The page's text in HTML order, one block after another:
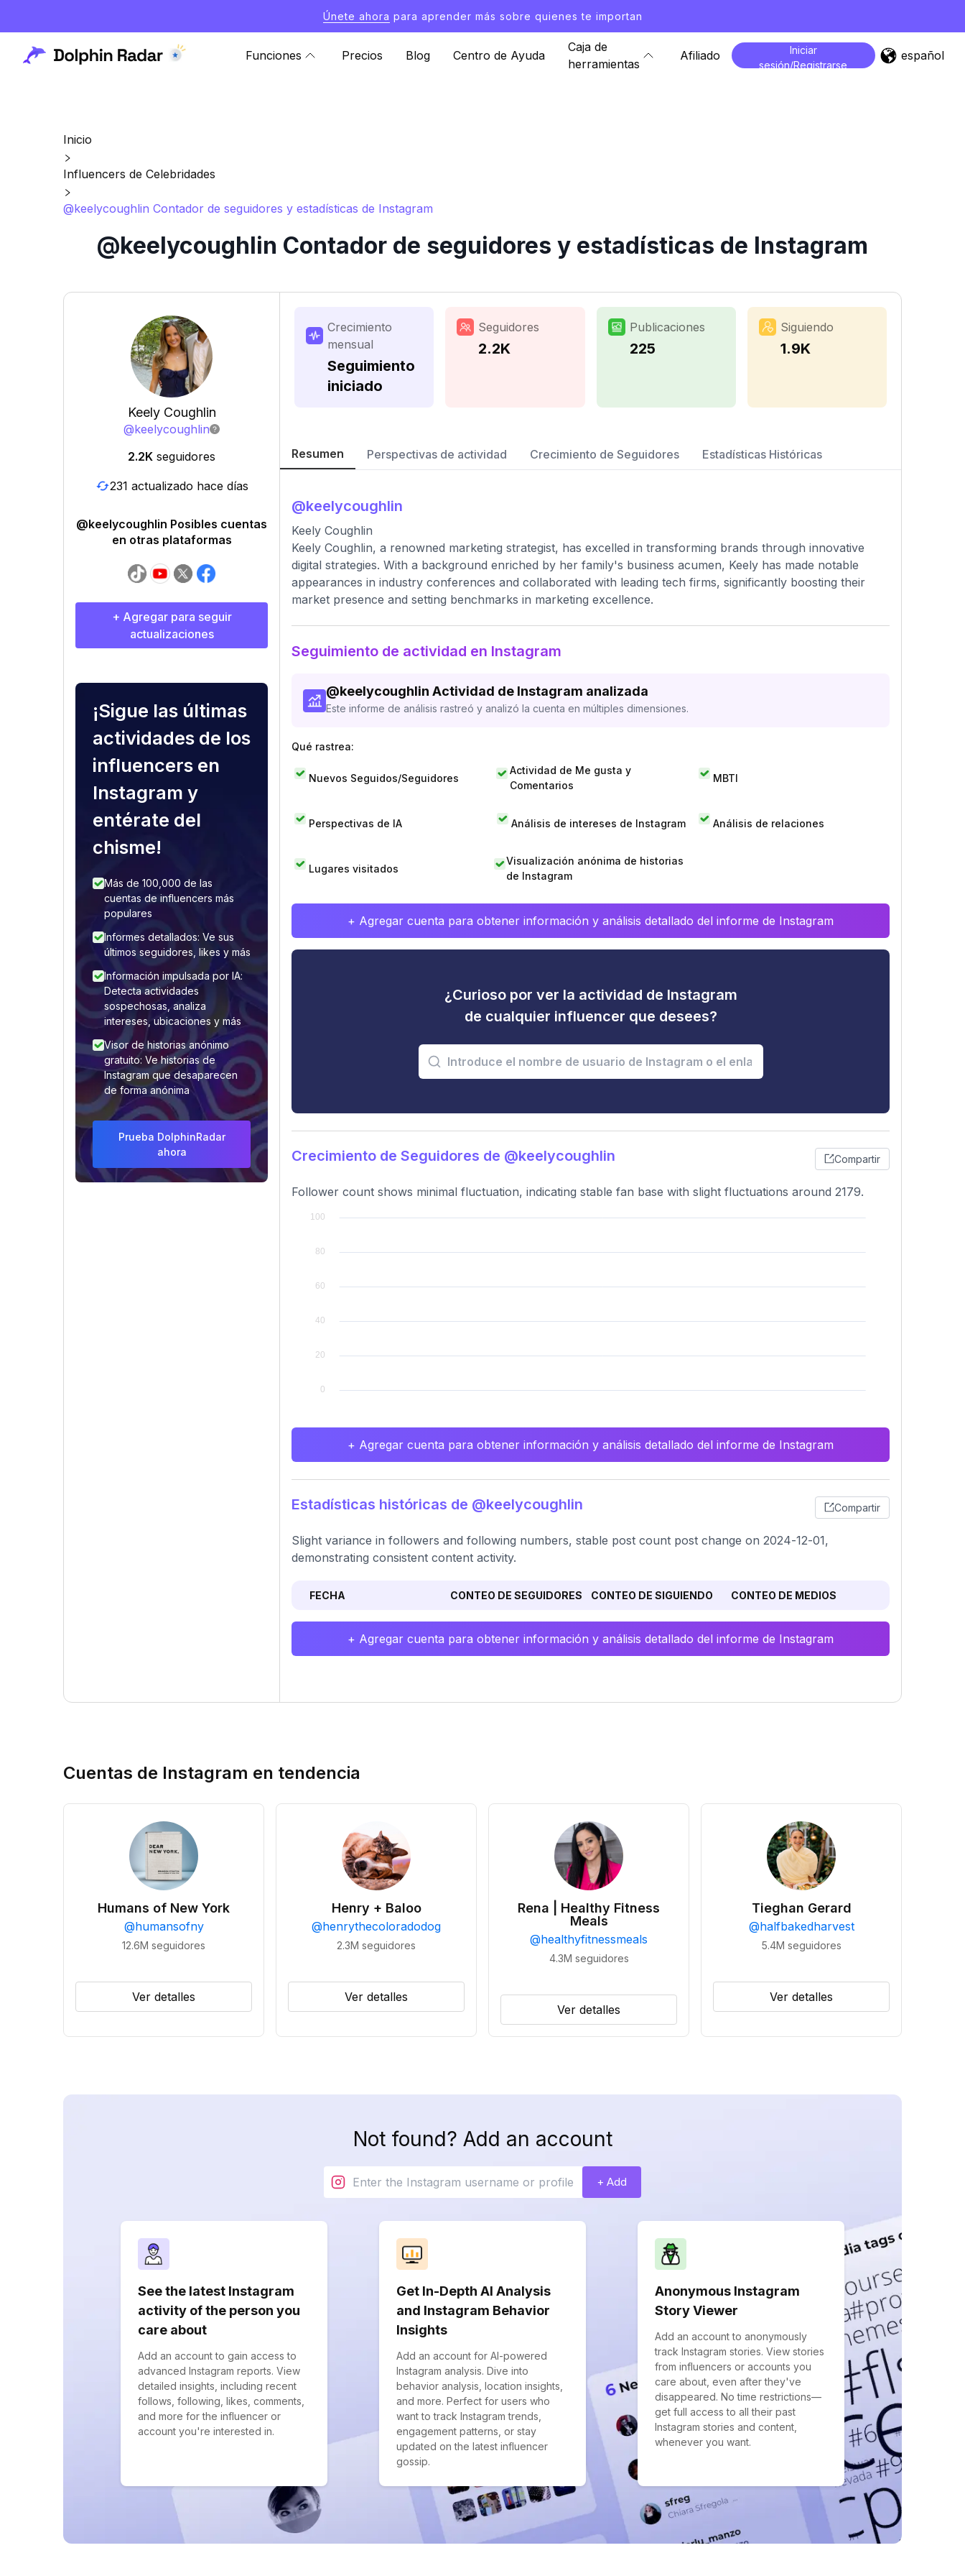
Únete ahora para aprender más sobre quienes te importan
Funciones Precios Blog Centro de Ayuda
Caja de
herramientas
Afiliado
Iniciar
sesión/Registrarse
español
Inicio
Influencers de Celebridades
@keelycoughlin Contador de seguidores y estadísticas de Instagram
@keelycoughlin Contador de seguidores y estadísticas de Instagram
Keely Coughlin
@keelycoughlin
2.2K seguidores
231 actualizado hace días
@keelycoughlin Posibles cuentas
en otras plataformas
+ Agregar para seguir
actualizaciones
¡Sigue las últimas
actividades de los
influencers en
Instagram y
entérate del
chisme!
Más de 100,000 de las
cuentas de influencers más
populares
Informes detallados: Ve sus
últimos seguidores, likes y más
Información impulsada por IA:
Detecta actividades
sospechosas, analiza
intereses, ubicaciones y más
Visor de historias anónimo
gratuito: Ve historias de
Instagram que desaparecen
de forma anónima
Prueba DolphinRadar
ahora
Crecimiento
mensual
Seguimiento
iniciado
Seguidores
2.2K
Publicaciones
225
Siguiendo
1.9K
Resumen Perspectivas de actividad Crecimiento de Seguidores Estadísticas Históricas
@keelycoughlin
Keely Coughlin
Keely Coughlin, a renowned marketing strategist, has excelled in transforming brands through innovative
digital strategies. With a background enriched by her family's business acumen, Keely has made notable
appearances in industry conferences and collaborated with leading tech firms, significantly boosting their
market presence and setting benchmarks in marketing excellence.
Seguimiento de actividad en Instagram
@keelycoughlin Actividad de Instagram analizada
Este informe de análisis rastreó y analizó la cuenta en múltiples dimensiones.
Qué rastrea:
Nuevos Seguidos/Seguidores
Actividad de Me gusta y
Comentarios
MBTI
Perspectivas de IA Análisis de intereses de Instagram Análisis de relaciones
Lugares visitados
Visualización anónima de historias
de Instagram
+ Agregar cuenta para obtener información y análisis detallado del informe de Instagram
¿Curioso por ver la actividad de Instagram
de cualquier influencer que desees?
Crecimiento de Seguidores de @keelycoughlin Compartir
Follower count shows minimal fluctuation, indicating stable fan base with slight fluctuations around 2179.
+ Agregar cuenta para obtener información y análisis detallado del informe de Instagram
Estadísticas históricas de @keelycoughlin Compartir
Slight variance in followers and following numbers, stable post count post change on 2024-12-01,
demonstrating consistent content activity.
FECHA CONTEO DE SEGUIDORES CONTEO DE SIGUIENDO CONTEO DE MEDIOS
+ Agregar cuenta para obtener información y análisis detallado del informe de Instagram
Cuentas de Instagram en tendencia
Humans of New York
@humansofny
12.6M seguidores
Ver detalles
Henry + Baloo
@henrythecoloradodog
2.3M seguidores
Ver detalles
Rena | Healthy Fitness
Meals
@healthyfitnessmeals
4.3M seguidores
Ver detalles
Tieghan Gerard
@halfbakedharvest
5.4M seguidores
Ver detalles
Not found? Add an account
+ Add
See the latest Instagram
activity of the person you
care about
Add an account to gain access to
advanced Instagram reports. View
detailed insights, including recent
follows, following, likes, comments,
and more for the influencer or
account you're interested in.
Get In-Depth AI Analysis
and Instagram Behavior
Insights
Add an account for AI-powered
Instagram analysis. Dive into
behavior analysis, location insights,
and more. Perfect for users who
want to track Instagram trends,
engagement patterns, or stay
updated on the latest influencer
gossip.
Anonymous Instagram
Story Viewer
Add an account to anonymously
track Instagram stories. View stories
from influencers or accounts you
care about, even after they've
disappeared. No time restrictions—
get full access to all their past
Instagram stories and content,
whenever you want.